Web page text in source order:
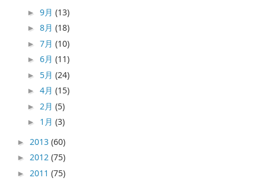
►9月(13)
►8月(18)
►7月(10)
►6月(11)
► 5月(24)
►4月(15)
► 2月(5)
► 1月(3)
► 2013(60)
►2012(75)
► 2011(75)